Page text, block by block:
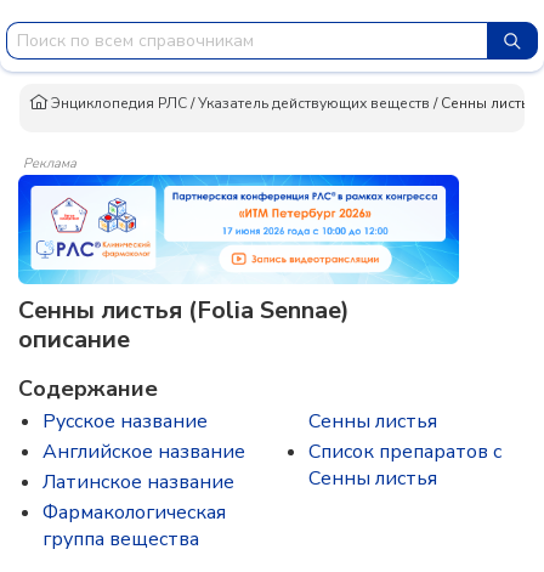
Энциклопедия РЛС/Указатель действующих веществ /Сенны листья
Реклама
Сенны листья (Folia Sennae)
описание
Содержание
Русское название
Английское название
Латинское название
Фармакологическая
группа вещества
Сенны листья
Список препаратов с
Сенны листья